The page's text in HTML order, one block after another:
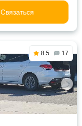
Связаться
8.5 17